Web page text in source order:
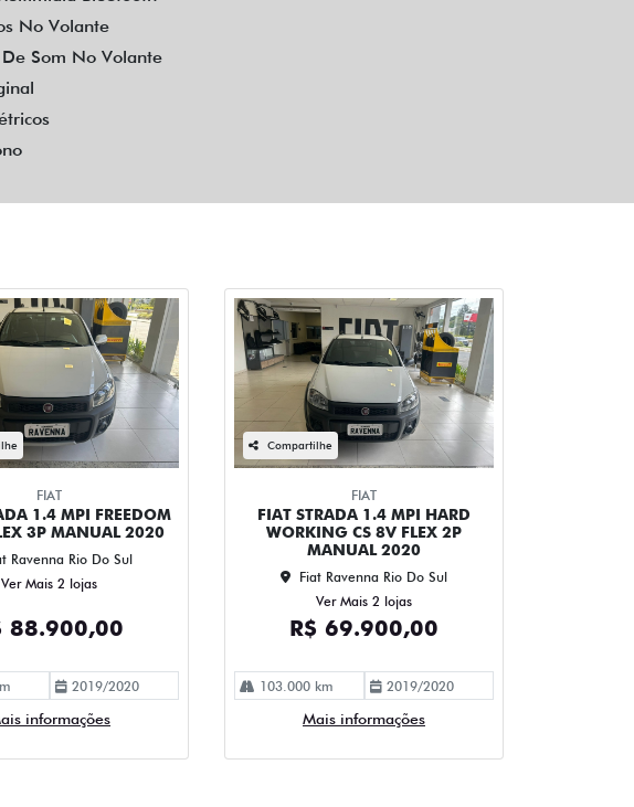
No Volante
Som No Volante
FIAT
1.4 MPI FREEDOM
3P MANUAL 2020
Ravenna Rio Do Sul
Ver Mais 2 lojas
88.900,00
2019/2020
informações
Compartilhe
FIAT
FIAT STRADA 1.4 MPI HARD
WORKING CS 8V FLEX 2P
MANUAL 2020
Fiat Ravenna Rio Do Sul
Ver Mais 2 lojas
R$ 69.900,00
103.000 km 2019/2020
Mais informações